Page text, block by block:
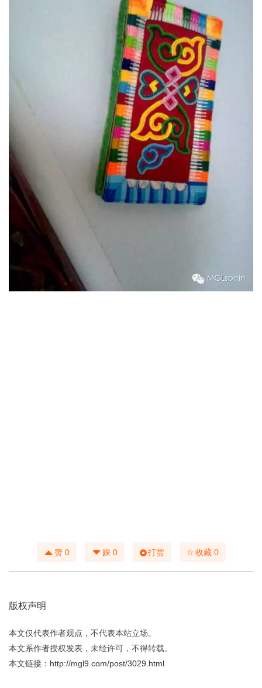
赞 0 踩 0 打赏 ☆收藏 0
版权声明
本文仅代表作者观点，不代表本站立场。
本文系作者授权发表，未经许可，不得转载。
本文链接： http://mgl9.com/post/3029.html